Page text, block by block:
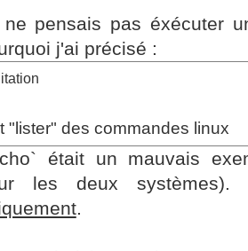
pensais pas éxécuter
j'ai précisé :
"lister" des commandes linux
était un mauvais
les deux systèmes).
.